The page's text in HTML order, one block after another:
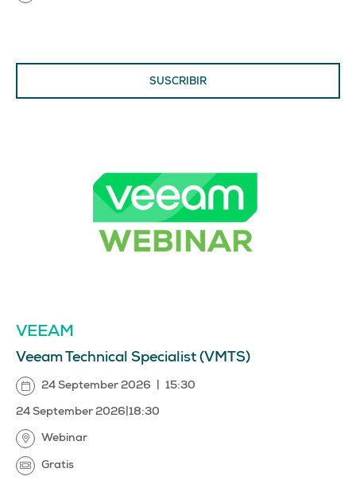
SUSCRIBIR
VEEAM
Veeam Technical Specialist (VMTS)
24 September 2026 15:30
24 September 2026 18:30
Webinar
Gratis